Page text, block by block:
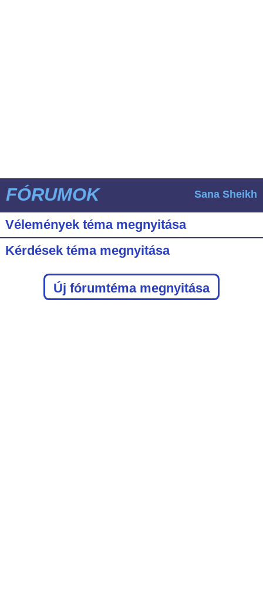
FÓRUMOK Sana Sheikh
Vélemények téma megnyitása
Kérdések téma megnyitása
Új fórumtéma megnyitása